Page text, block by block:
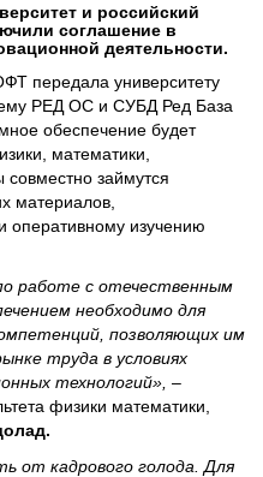
и российский
соглашение в
деятельности.
передала университету
РЕД ОС и СУБД Ред База
обеспечение будет
математики,
займутся
материалов,
оперативному изучению
работе с отечественным
необходимо для
позволяющих им
труда в условиях
технологий», –
физики математики,
от кадрового голода. Для